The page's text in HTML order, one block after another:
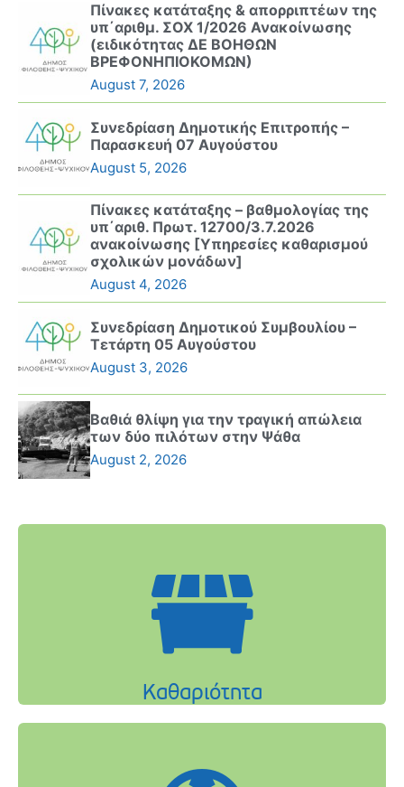
Πίνακες κατάταξης & απορριπτέων της
υπ΄αριθμ. ΣΟΧ 1/2026 Ανακοίνωσης
(ειδικότητας ΔΕ ΒΟΗΘΩΝ
ΒΡΕΦΟΝΗΠΙΟΚΟΜΩΝ)
August 7, 2026
Συνεδρίαση Δημοτικής Επιτροπής –
Παρασκευή 07 Αυγούστου
August 5, 2026
Πίνακες κατάταξης – βαθμολογίας της
υπ΄αριθ. Πρωτ. 12700/3.7.2026
ανακοίνωσης [Υπηρεσίες καθαρισμού
σχολικών μονάδων]
August 4, 2026
Συνεδρίαση Δημοτικού Συμβουλίου –
Τετάρτη 05 Αυγούστου
August 3, 2026
Βαθιά θλίψη για την τραγική απώλεια
των δύο πιλότων στην Ψάθα
August 2, 2026